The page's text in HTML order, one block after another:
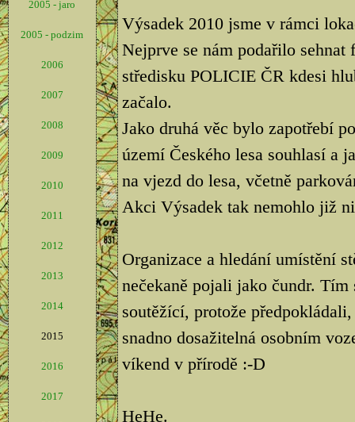
2005 - jaro
2005 - podzim
2006
2007
2008
2009
2010
2011
2012
2013
2014
2015
2016
2017
Výsadek 2010 jsme v rámci
Nejprve se nám podařilo
středisku POLICIE ČR kdesi
začalo.
Jako druhá věc bylo zapotřebí
území Českého lesa souhlasí a
na vjezd do lesa, včetně
Akci Výsadek tak nemohlo již
Organizace a hledání umístění
nečekaně pojali jako čundr.
soutěžící, protože
snadno dosažitelná osobním
víkend v přírodě :-D
HeHe.